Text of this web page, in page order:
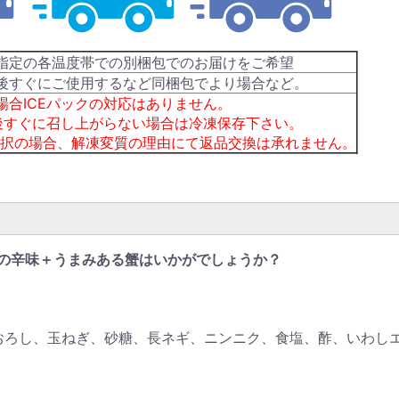
定の各温度帯での別梱包でのお届けをご希望
すぐにご使用するなど同梱包でより場合など。
合ICEパックの対応はありません。
ぐに召し上がらない場合は冷凍保存下さい。
場合、解凍変質の理由にて返品交換は承れません。
味＋うまみある蟹はいかがでしょうか？
し、玉ねぎ、砂糖、長ネギ、ニンニク、食塩、酢、いわし